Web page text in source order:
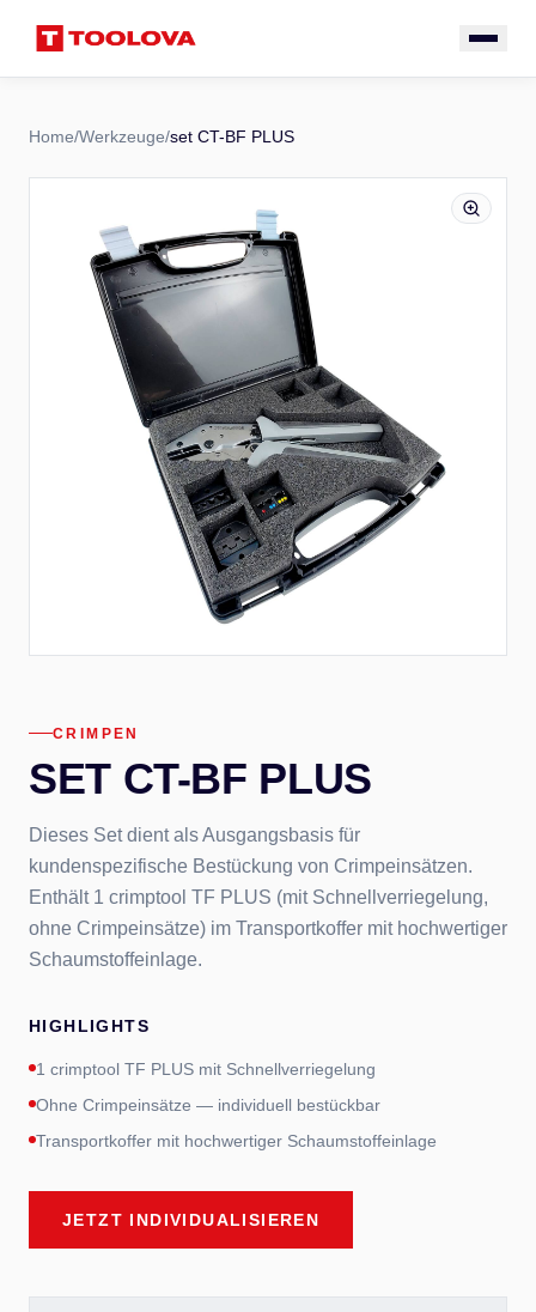
Home/Werkzeuge/set CT-BF PLUS
CRIMPEN
SET CT-BF PLUS
Dieses Set dient als Ausgangsbasis für
kundenspezifische Bestückung von Crimpeinsätzen.
Enthält 1 crimptool TF PLUS (mit Schnellverriegelung,
ohne Crimpeinsätze) im Transportkoffer mit hochwertiger
Schaumstoffeinlage.
HIGHLIGHTS
1 crimptool TF PLUS mit Schnellverriegelung
Ohne Crimpeinsätze — individuell bestückbar
Transportkoffer mit hochwertiger Schaumstoffeinlage
JETZT INDIVIDUALISIEREN